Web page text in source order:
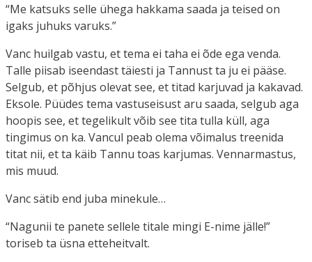
“Me katsuks selle ühega hakkama saada ja teised on
igaks juhuks varuks.”
Vanc huilgab vastu, et tema ei taha ei õde ega venda.
Talle piisab iseendast täiesti ja Tannust ta ju ei pääse.
Selgub, et põhjus olevat see, et titad karjuvad ja kakavad.
Eksole. Püüdes tema vastuseisust aru saada, selgub aga
hoopis see, et tegelikult võib see tita tulla küll, aga
tingimus on ka. Vancul peab olema võimalus treenida
titat nii, et ta käib Tannu toas karjumas. Vennarmastus,
mis muud.
Vanc sätib end juba minekule…
“Nagunii te panete sellele titale mingi E-nime jälle!”
toriseb ta üsna etteheitvalt.